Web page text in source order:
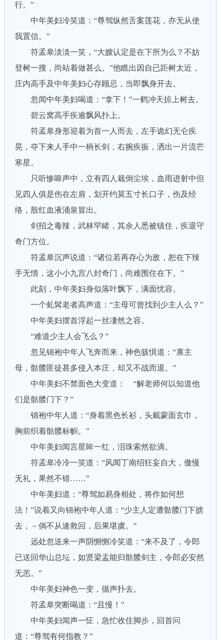
行。”
中年美妇冷笑道：“尊驾纵然舌案莲花，亦无从使
我置信。”
符孟皋淡淡一笑，“大嫂认定是在下所为么？不妨
登树一搜，尚站着做甚么。”他瞧出因自已距树太近，
庄内高手及中年美妇心存顾忌，当即飘身开去。
忽闻中年美妇喝道：“拿下！”一鹤冲天掠上树去。
碧云窝高手疾逾飘风扑上。
符孟皋身形迎着为首一人而去，左手诡幻无仑疾
晃，夺下来人手中一柄长剑，右腕疾振，洒出一片流芒
寒星。
只听惨嗥声中，立有四人栽倒尘埃，血雨进射中但
见四人俱是伤在左肩，划开约莫五寸长口子，伤及经
络，殷红血液涌泉冒出。
剑招之毒辣，武林罕睹，其余人悉被镇住，疾退守
奇门方位。
符孟皋沉声说道：“诸位若再存心为敌，恕在下辣
手无情，这小小九宫八封奇门，尚难围住在下。”
此刻，中年美妇身似落叶飘下，满面忧容。
一个虬髯老者高声道：“主母可曾找到少主人么？”
中年美妇摆首浮起一丝凄然之容。
“难道少主人会飞么？”
忽见锦袍中年人飞奔而来，神色骇惧道：“禀主
母，骷髅匪徒甚多侵入本庄，却又不战而退。”
中年美妇不禁面色大变道： “解老师何以知道他
们是骷髅门下？”
锦袍中年人道：“身着黑色长衫，头戴蒙面玄巾，
胸前织着骷髅标帜。”
中年美妇闻言星眸一红，泪珠索然欲滴。
符孟皋冷冷一笑道：“风闻丁南绍狂妄自大，傲慢
无礼，果然不错……”
中年美妇道：“尊驾如易身相处，将作如何想
法！”说着又向锦袍中年人道：“少主人定遭骷髅门下掳
去，－倘不从速救回，后果堪虞。”
远处忽送来一声阴恻恻冷笑道：“来不及了，令郎
已送回华山总坛，如贤梁盂能归骷髅剑主，令郎必安然
无恙。”
中年美妇神色一变，循声扑去。
符孟皋突断喝道：“且慢！”
中年美妇闻声一怔，急忙收住脚步，回首问
道：“尊驾有何指教？”